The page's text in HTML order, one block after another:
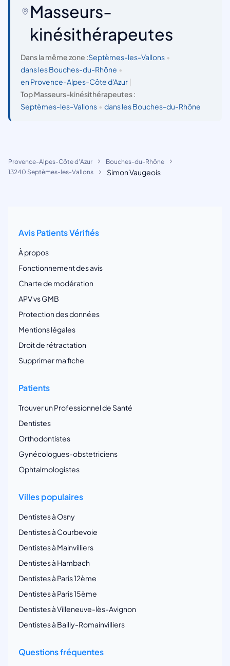
Masseurs-
kinésithérapeutes
Dans la même zone :Septèmes-les-Vallons •
dans les Bouches-du-Rhône •
en Provence-Alpes-Côte d'Azur
Top Masseurs-kinésithérapeutes :
Septèmes-les-Vallons • dans les Bouches-du-Rhône
Provence-Alpes-Côte d'Azur
Bouches-du-Rhône
13240 Septèmes-les-Vallons
Simon Vaugeois
Avis Patients Vérifiés
À propos
Fonctionnement des avis
Charte de modération
APV vs GMB
Protection des données
Mentions légales
Droit de rétractation
Supprimer ma fiche
Patients
Trouver un Professionnel de Santé
Dentistes
Orthodontistes
Gynécologues-obstetriciens
Ophtalmologistes
Villes populaires
Dentistes à Osny
Dentistes à Courbevoie
Dentistes à Mainvilliers
Dentistes à Hambach
Dentistes à Paris 12ème
Dentistes à Paris 15ème
Dentistes à Villeneuve-lès-Avignon
Dentistes à Bailly-Romainvilliers
Questions fréquentes